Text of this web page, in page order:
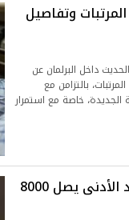
وتفاصيل
داخل البرلمان عن
بالتزامن مع
الجديدة، خاصة مع استمرار
زيادة المرتبات 2026 في مصر.. الحد الأدنى يصل 8000